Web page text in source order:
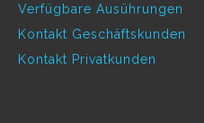
Verfügbare Ausührungen
Kontakt Geschäftskunden
Kontakt Privatkunden